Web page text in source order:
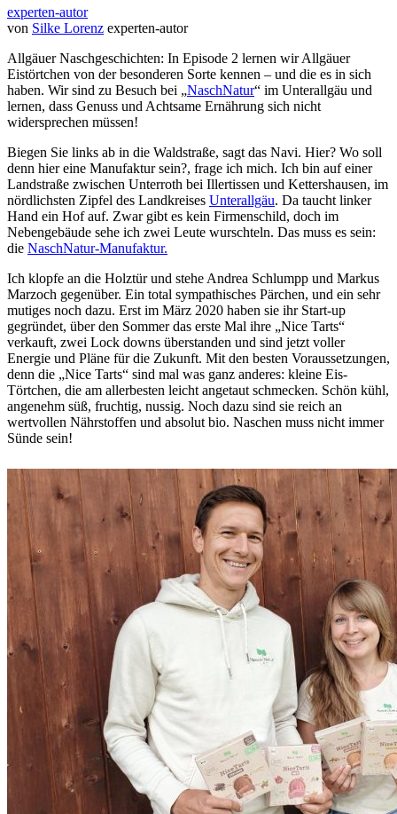
experten-autor
von Silke Lorenz experten-autor
Allgäuer Naschgeschichten: In Episode 2 lernen wir Allgäuer
Eistörtchen von der besonderen Sorte kennen – und die es in sich
haben. Wir sind zu Besuch bei „NaschNatur“ im Unterallgäu und
lernen, dass Genuss und Achtsame Ernährung sich nicht
widersprechen müssen!
Biegen Sie links ab in die Waldstraße, sagt das Navi. Hier? Wo soll
denn hier eine Manufaktur sein?, frage ich mich. Ich bin auf einer
Landstraße zwischen Unterroth bei Illertissen und Kettershausen, im
nördlichsten Zipfel des Landkreises Unterallgäu. Da taucht linker
Hand ein Hof auf. Zwar gibt es kein Firmenschild, doch im
Nebengebäude sehe ich zwei Leute wurschteln. Das muss es sein:
die NaschNatur-Manufaktur.
Ich klopfe an die Holztür und stehe Andrea Schlumpp und Markus
Marzoch gegenüber. Ein total sympathisches Pärchen, und ein sehr
mutiges noch dazu. Erst im März 2020 haben sie ihr Start-up
gegründet, über den Sommer das erste Mal ihre „Nice Tarts“
verkauft, zwei Lock downs überstanden und sind jetzt voller
Energie und Pläne für die Zukunft. Mit den besten Voraussetzungen,
denn die „Nice Tarts“ sind mal was ganz anderes: kleine Eis-
Törtchen, die am allerbesten leicht angetaut schmecken. Schön kühl,
angenehm süß, fruchtig, nussig. Noch dazu sind sie reich an
wertvollen Nährstoffen und absolut bio. Naschen muss nicht immer
Sünde sein!